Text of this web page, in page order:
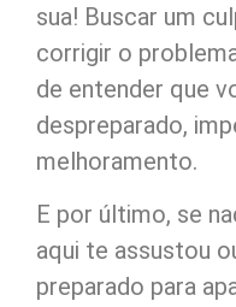
sua! Buscar um
corrigir o
de entender que
despreparado,
melhoramento.
E por último, se
aqui te assustou
preparado para